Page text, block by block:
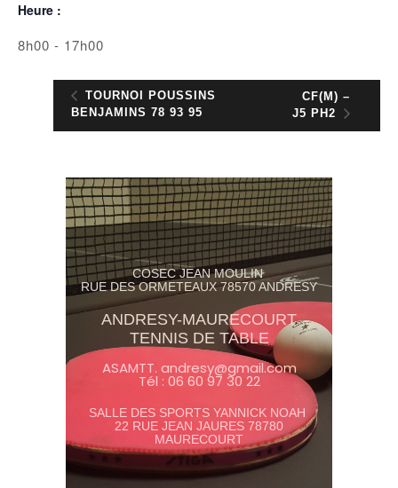
Heure :
8h00 - 17h00
TOURNOI POUSSINS
BENJAMINS 78 93 95
CF(M) –
J5 PH2
COSEC JEAN MOULIN
RUE DES ORMETEAUX 78570 ANDRESY
ANDRESY-MAURECOURT
TENNIS DE TABLE
ASAMTT. andresy@gmail.com
Tél : 06 60 97 30 22
SALLE DES SPORTS YANNICK NOAH
22 RUE JEAN JAURES 78780
MAURECOURT